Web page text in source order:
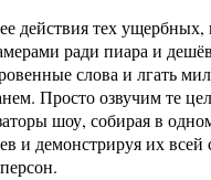
действия тех ущербных,
ради пиара и
слова и лгать
Просто озвучим те
шоу, собирая в
и демонстрируя их всей